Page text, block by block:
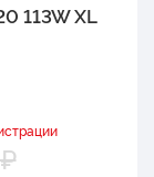
113W XL